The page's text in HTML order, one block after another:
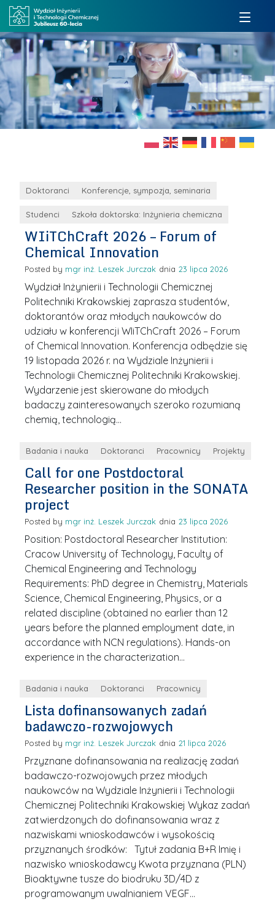
Doktoranci Konferencje, sympozja, seminaria
Studenci Szkoła doktorska: Inżynieria chemiczna
WIiTChCraft 2026 – Forum of
Chemical Innovation
Posted by mgr inż. Leszek Jurczak 23 lipca 2026
Wydział Inżynierii i Technologii Chemicznej
Politechniki Krakowskiej zaprasza studentów,
doktorantów oraz młodych naukowców do
udziału w konferencji WIiTChCraft 2026 – Forum
of Chemical Innovation. Konferencja odbędzie się
19 listopada 2026 r. na Wydziale Inżynierii i
Technologii Chemicznej Politechniki Krakowskiej.
Wydarzenie jest skierowane do młodych
badaczy zainteresowanych szeroko rozumianą
chemią, technologią…
Badania i nauka Doktoranci Pracownicy Projekty
Call for one Postdoctoral
Researcher position in the SONATA
project
Posted by mgr inż. Leszek Jurczak 23 lipca 2026
Position: Postdoctoral Researcher Institution:
Cracow University of Technology, Faculty of
Chemical Engineering and Technology
Requirements: PhD degree in Chemistry, Materials
Science, Chemical Engineering, Physics, or a
related discipline (obtained no earlier than 12
years before the planned employment date, in
accordance with NCN regulations). Hands-on
experience in the characterization…
Badania i nauka Doktoranci Pracownicy
Lista dofinansowanych zadań
badawczo-rozwojowych
Posted by mgr inż. Leszek Jurczak 21 lipca 2026
Przyznane dofinansowania na realizację zadań
badawczo-rozwojowych przez młodych
naukowców na Wydziale Inżynierii i Technologii
Chemicznej Politechniki Krakowskiej Wykaz zadań
zatwierdzonych do dofinansowania wraz z
nazwiskami wnioskodawców i wysokością
przyznanych środków: Tytuł zadania B+R Imię i
nazwisko wnioskodawcy Kwota przyznana (PLN)
Bioaktywne tusze do biodruku 3D/4D z
programowanym uwalnianiem VEGF…